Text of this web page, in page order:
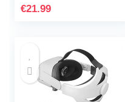
Handvat
€21.99